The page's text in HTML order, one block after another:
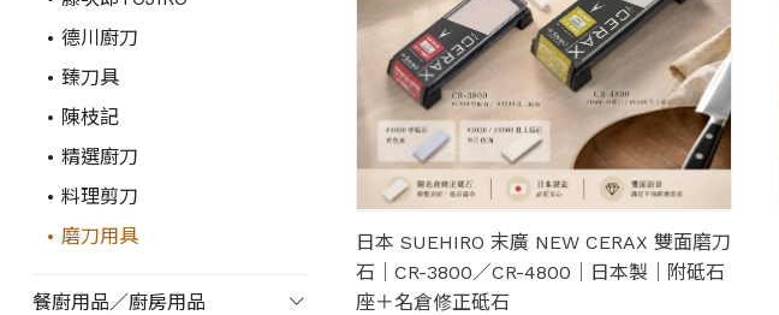
德川廚刀
臻刀具
陳枝記
精選廚刀
料理剪刀
磨刀用具
餐廚用品／廚房用品
日本 SUEHIRO 末廣 NEW CERAX 雙面磨刀
石｜CR-3800／CR-4800｜日本製｜附砥石
座＋名倉修正砥石